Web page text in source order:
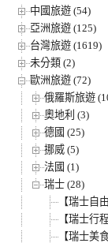
中國旅遊 (54)
亞洲旅遊 (125)
台灣旅遊 (1619)
未分類 (2)
歐洲旅遊 (72)
俄羅斯旅遊
奧地利 (3)
德國 (25)
挪威 (5)
法國 (1)
瑞士 (28)
【瑞士自
【瑞士行
【瑞士美